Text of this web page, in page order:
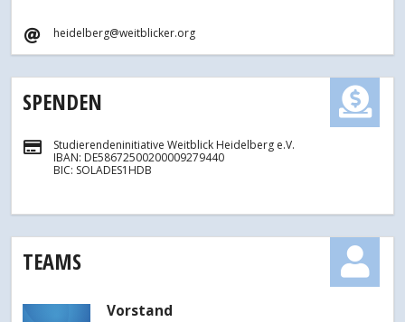
heidelberg@weitblicker.org
SPENDEN
Studierendeninitiative Weitblick Heidelberg e.V.
IBAN: DE58672500200009279440
BIC: SOLADES1HDB
TEAMS
Vorstand